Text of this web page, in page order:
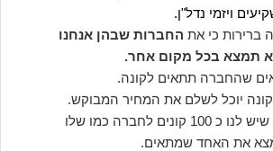
ויזמי נדל"ן.
ברירות כי את החברות שבהן אנחנו
תמצא בכל מקום אחר.
שהחברה תתאים לקונה.
יוכל לשלם את המחיר המבוקש.
המוכר יודע שיש לנו כ 100 קונים לחברה כמו שלו
את האחד שמתאים.